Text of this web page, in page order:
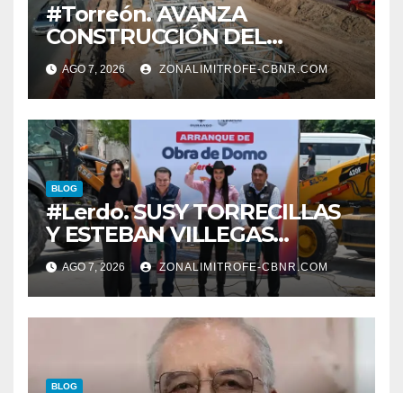
#Torreón. AVANZA
CONSTRUCCIÓN DEL
SISTEMA VIAL ORIENTE,
SOBRE BULEVAR
REVOLUCIÓN
AGO 7, 2026 ZONALIMITROFE-CBNR.COM
BLOG
#Lerdo. SUSY TORRECILLAS
Y ESTEBAN VILLEGAS
ENTREGAN TÍTULOS DE
PROPIEDAD A FAMILIAS
LERDENSES Y DAN
ARRANQUE A LA
CONSTRUCCIÓN DE DOMO
EN CARLOS REAL*
AGO 7, 2026 ZONALIMITROFE-CBNR.COM
BLOG